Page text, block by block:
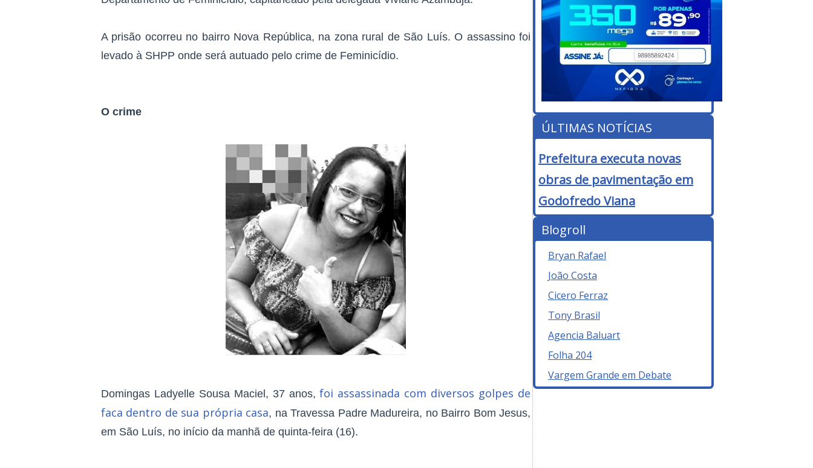
A prisão ocorreu no bairro Nova República, na zona rural de São Luís. O assassino foi
levado à SHPP onde será autuado pelo crime de Feminicídio.
O crime
Domingas Ladyelle Sousa Maciel, 37 anos,foi assassinada com diversos golpes de
faca dentro de sua própria casa, na Travessa Padre Madureira, no Bairro Bom Jesus,
em São Luís, no início da manhã de quinta-feira (16).
ÚLTIMAS NOTÍCIAS
Prefeitura executa novas
obras de pavimentação em
Godofredo Viana
Blogroll
Bryan Rafael
João Costa
Cicero Ferraz
Tony Brasil
Agencia Baluart
Folha 204
Vargem Grande em Debate